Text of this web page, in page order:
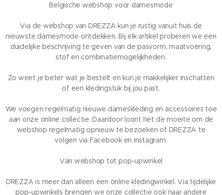
Belgische webshop voor damesmode
Via de webshop van DREZZA kun je rustig vanuit huis de
nieuwste damesmode ontdekken. Bij elk artikel proberen we een
duidelijke beschrijving te geven van de pasvorm, maatvoering,
stof en combinatiemogelijkheden.
Zo weet je beter wat je bestelt en kun je makkelijker inschatten
of een kledingstuk bij jou past.
We voegen regelmatig nieuwe dameskleding en accessoires toe
aan onze online collectie. Daardoor loont het de moeite om de
webshop regelmatig opnieuw te bezoeken of DREZZA te
volgen via Facebook en Instagram.
Van webshop tot pop-upwinkel
DREZZA is meer dan alleen een online kledingwinkel. Via tijdelijke
pop-upwinkels brengen we onze collectie ook naar andere